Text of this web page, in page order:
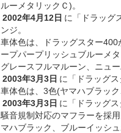
ルーメタリックＣ)。
2002年4月12日 に「ドラッグ
ンジ。
車体色は、ドラッグスター
ープパープリッシュブルーメ
グレースフルマルーン、ニュー
2003年3月3日 に「ドラッグ
車体色は、3色(ヤマハブラッ
2003年3月3日 に「ドラッグス
騒音規制対応のマフラーを採
マハブラック、ブルーイッシ